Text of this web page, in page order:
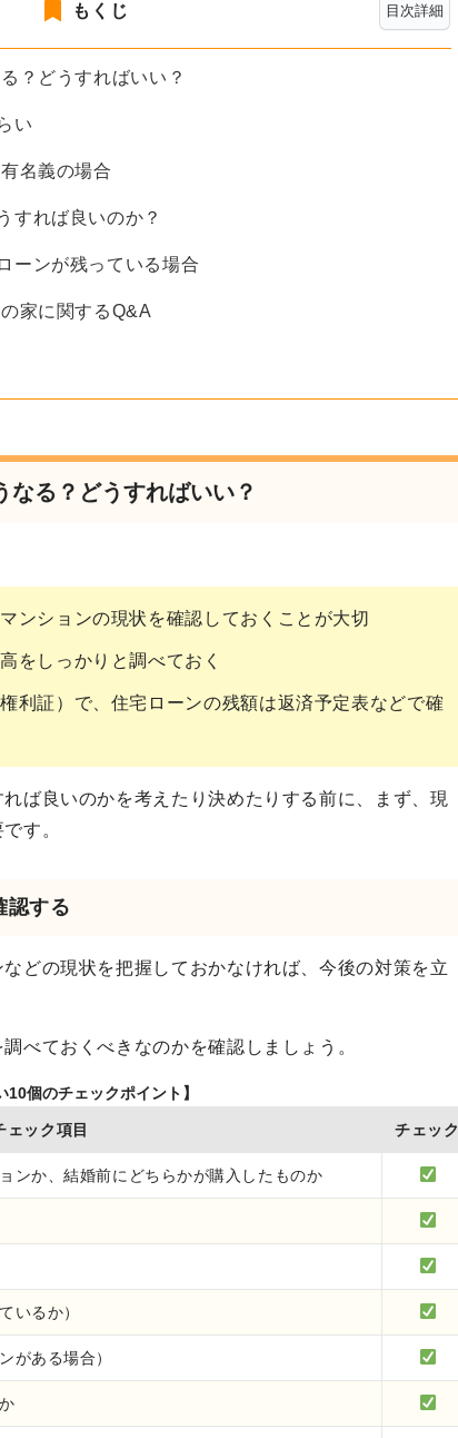
目次詳細
もくじ
？どうすればいい？
い
名義の場合
すれば良いのか？
ーンが残っている場合
家に関するQ&A
なる？どうすればいい？
ンションの現状を確認しておくことが大切
をしっかりと調べておく
利証）で、住宅ローンの残額は返済予定表などで確
ば良いのかを考えたり決めたりする前に、まず、現
す。
認する
どの現状を把握しておかなければ、今後の対策を立
べておくべきなのかを確認しましょう。
10個のチェックポイント】
ェック項目 チェック
ンか、結婚前にどちらかが購入したものか
いるか）
がある場合）